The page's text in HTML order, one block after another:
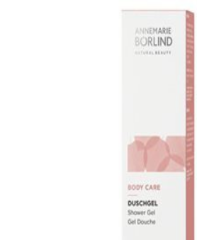
289,95 kr..
er:
260,95 kr..